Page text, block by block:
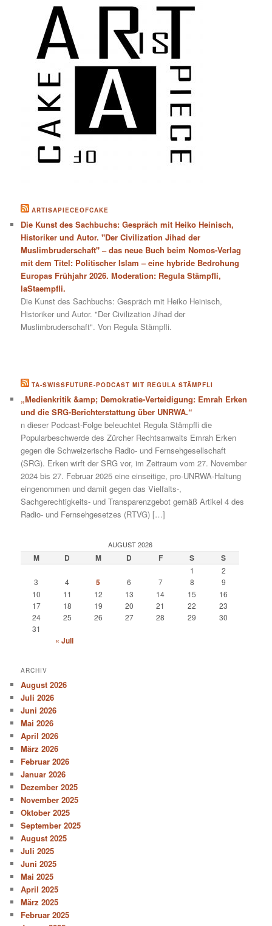
ARTISAPIECEOFCAKE
Die Kunst des Sachbuchs: Gespräch mit Heiko Heinisch,
Historiker und Autor. "Der Civilization Jihad der
Muslimbruderschaft" – das neue Buch beim Nomos-Verlag
mit dem Titel: Politischer Islam – eine hybride Bedrohung
Europas Frühjahr 2026. Moderation: Regula Stämpfli,
laStaempfli.
Die Kunst des Sachbuchs: Gespräch mit Heiko Heinisch,
Historiker und Autor. "Der Civilization Jihad der
Muslimbruderschaft". Von Regula Stämpfli.
TA-SWISSFUTURE-PODCAST MIT REGULA STÄMPFLI
„Medienkritik &amp; Demokratie-Verteidigung: Emrah Erken
und die SRG-Berichterstattung über UNRWA.“
n dieser Podcast-Folge beleuchtet Regula Stämpfli die
Popularbeschwerde des Zürcher Rechtsanwalts Emrah Erken
gegen die Schweizerische Radio- und Fernsehgesellschaft
(SRG). Erken wirft der SRG vor, im Zeitraum vom 27. November
2024 bis 27. Februar 2025 eine einseitige, pro-UNRWA-Haltung
eingenommen und damit gegen das Vielfalts-,
Sachgerechtigkeits- und Transparenzgebot gemäß Artikel 4 des
Radio- und Fernsehgesetzes (RTVG) […]
AUGUST 2026
M D M D F S S
1
2
3
4 5 6 7 8
9
10
11 12 13 14 15
16
17
18 19 20 21 22
23
24
25 26 27 28 29
30
31
« Juli
ARCHIV
August 2026
Juli 2026
Juni 2026
Mai 2026
April 2026
März 2026
Februar 2026
Januar 2026
Dezember 2025
November 2025
Oktober 2025
September 2025
August 2025
Juli 2025
Juni 2025
Mai 2025
April 2025
März 2025
Februar 2025